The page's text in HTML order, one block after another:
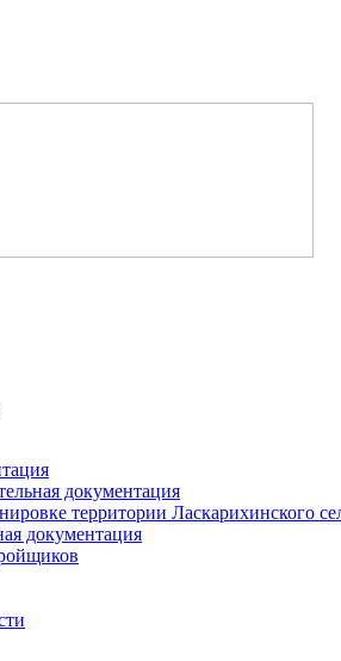
документация
территории Ласкарихинского
документация